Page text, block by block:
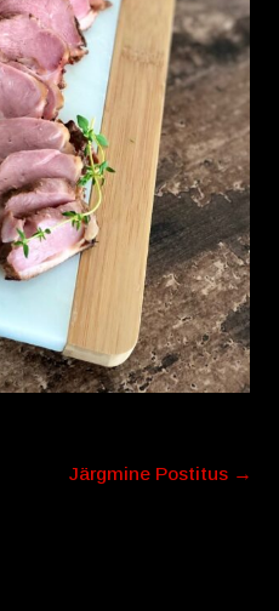
Järgmine Postitus →